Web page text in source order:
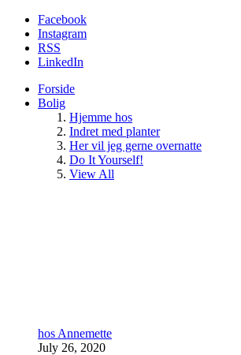
Facebook
Instagram
RSS
LinkedIn
Forside
Bolig
Hjemme hos
Indret med planter
Her vil jeg gerne overnatte
Do It Yourself!
View All
hos Annemette
July 26, 2020